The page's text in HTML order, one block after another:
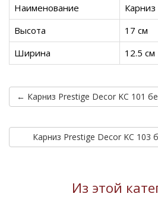
Наименование
Высота
17 см
Ширина
12.5 см
← Карниз Prestige Decor KC 101
Карниз Prestige Decor KC 103
Из этой